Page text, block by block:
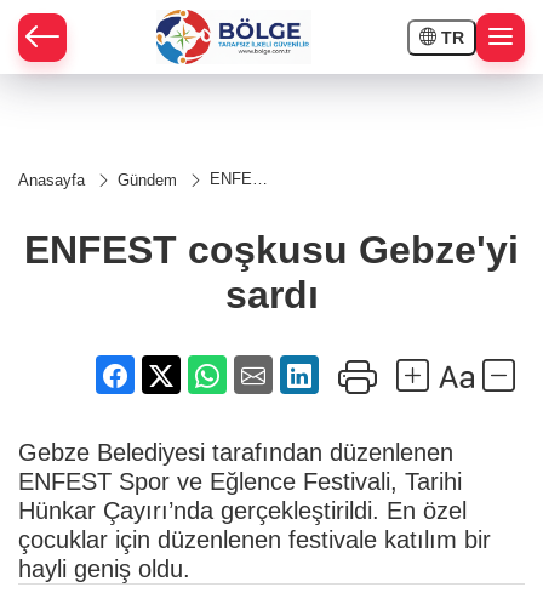
TR
Anasayfa Gündem
ENFEST
ENFEST coşkusu Gebze'yi
sardı
Gebze Belediyesi tarafından düzenlenen
ENFEST Spor ve Eğlence Festivali, Tarihi
Hünkar Çayırı’nda gerçekleştirildi. En özel
çocuklar için düzenlenen festivale katılım bir
hayli geniş oldu.